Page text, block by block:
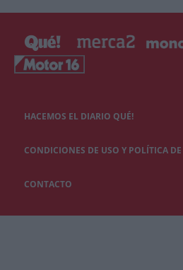
HACEMOS EL DIARIO QUÉ!
CONDICIONES DE USO Y POLÍTICA
CONTACTO